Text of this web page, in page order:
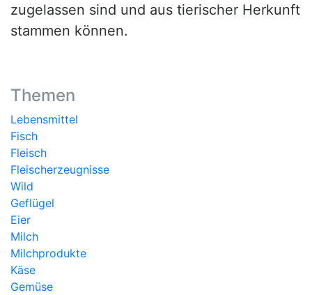
zugelassen sind und aus tierischer Herkunft
stammen können.
Themen
Lebensmittel
Fisch
Fleisch
Fleischerzeugnisse
Wild
Geflügel
Eier
Milch
Milchprodukte
Käse
Gemüse